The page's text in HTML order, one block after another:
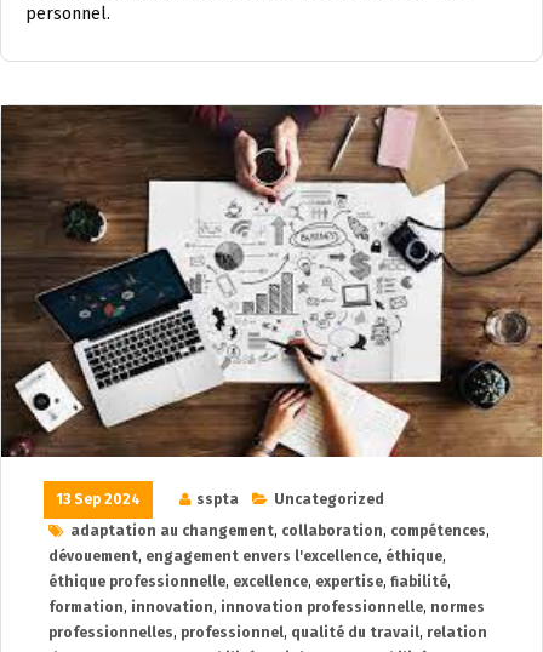
personnel.
13 Sep 2024 sspta
Uncategorized
adaptation au changement, collaboration, compétences,
dévouement, engagement envers l'excellence, éthique,
éthique professionnelle, excellence, expertise, fiabilité,
formation, innovation, innovation professionnelle, normes
professionnelles, professionnel, qualité du travail, relation